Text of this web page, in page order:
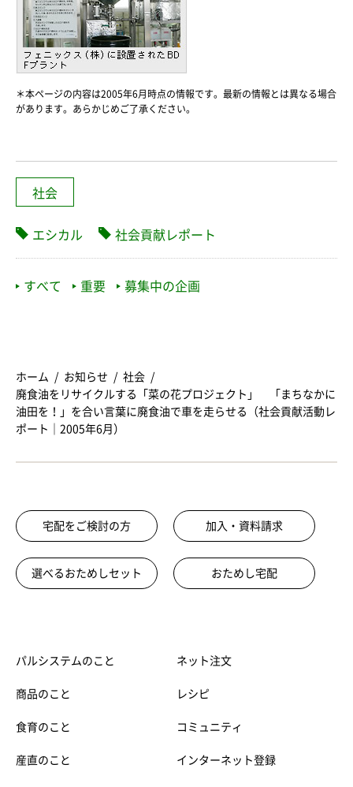
＊本ページの内容は2005年6月時点の情報です。最新の情報とは異なる場合
があります。あらかじめご了承ください。
社会
エシカル 社会貢献レポート
すべて 重要 募集中の企画
ホーム お知らせ
社会
廃食油をリサイクルする「菜の花プロジェクト」 「まちなかに
油田を！」を合い言葉に廃食油で車を走らせる（社会貢献活動レ
ポート｜2005年6月）
宅配をご検討の方 加入・資料請求
選べるおためしセット おためし宅配
パルシステムのこと
商品のこと
食育のこと
産直のこと
ネット注文
レシピ
コミュニティ
インターネット登録